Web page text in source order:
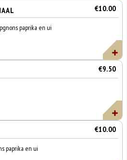
€10.00
paprika en ui
€9.50
€10.00
paprika en ui